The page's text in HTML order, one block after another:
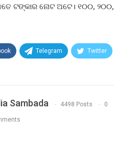
ଟଙ୍କାର ନୋଟ ଅଟେ। ୧୦୦,
Telegram Twitter
Sambada 4498 Posts 0